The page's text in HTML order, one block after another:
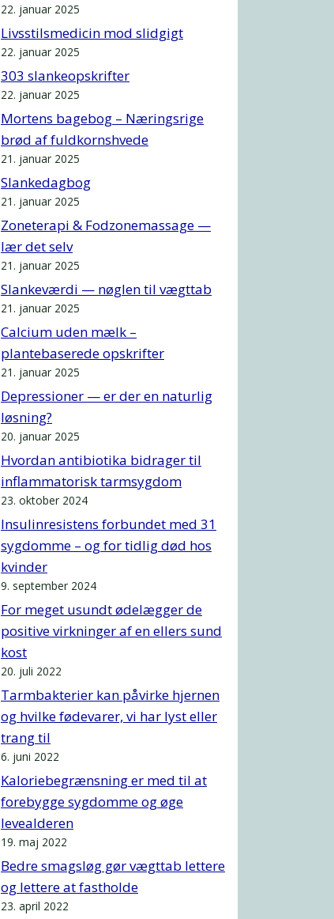
22. januar 2025
Livsstilsmedicin mod slidgigt
22. januar 2025
303 slankeopskrifter
22. januar 2025
Mortens bagebog – Næringsrige
brød af fuldkornshvede
21. januar 2025
Slankedagbog
21. januar 2025
Zoneterapi & Fodzonemassage —
lær det selv
21. januar 2025
Slankeværdi — nøglen til vægttab
21. januar 2025
Calcium uden mælk –
plantebaserede opskrifter
21. januar 2025
Depressioner — er der en naturlig
løsning?
20. januar 2025
Hvordan antibiotika bidrager til
inflammatorisk tarmsygdom
23. oktober 2024
Insulinresistens forbundet med 31
sygdomme – og for tidlig død hos
kvinder
9. september 2024
For meget usundt ødelægger de
positive virkninger af en ellers sund
kost
20. juli 2022
Tarmbakterier kan påvirke hjernen
og hvilke fødevarer, vi har lyst eller
trang til
6. juni 2022
Kaloriebegrænsning er med til at
forebygge sygdomme og øge
levealderen
19. maj 2022
Bedre smagsløg gør vægttab lettere
og lettere at fastholde
23. april 2022